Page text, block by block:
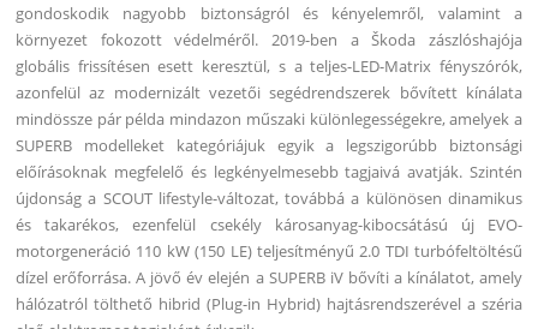
gondoskodik nagyobb biztonságról és kényelemről, valamint a
környezet fokozott védelméről. 2019-ben a Škoda zászlóshajója
globális frissítésen esett keresztül, s a teljes-LED-Matrix fényszórók,
azonfelül az modernizált vezetői segédrendszerek bővített kínálata
mindössze pár példa mindazon műszaki különlegességekre, amelyek a
SUPERB modelleket kategóriájuk egyik a legszigorúbb biztonsági
előírásoknak megfelelő és legkényelmesebb tagjaivá avatják. Szintén
újdonság a SCOUT lifestyle-változat, továbbá a különösen dinamikus
és takarékos, ezenfelül csekély károsanyag-kibocsátású új EVO-
motorgeneráció 110 kW (150 LE) teljesítményű 2.0 TDI turbófeltöltésű
dízel erőforrása. A jövő év elején a SUPERB iV bővíti a kínálatot, amely
hálózatról tölthető hibrid (Plug-in Hybrid) hajtásrendszerével a széria